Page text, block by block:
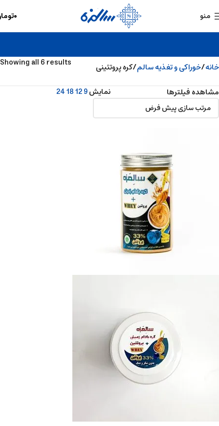
منو ۰
خانه خوراکی و تغذیه سالم کره پروتئینی Showing all 6 results
مشاهده فیلترها نمایش9
12
18
24